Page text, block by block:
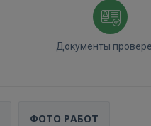
Документы
ФОТО РАБОТ